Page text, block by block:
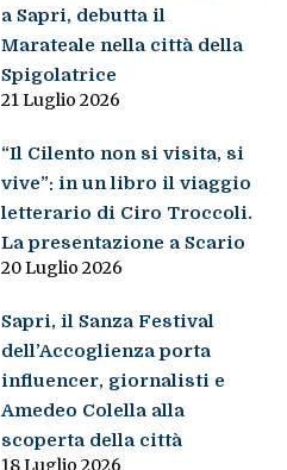
a Sapri, debutta il
Marateale nella città della
Spigolatrice
21 Luglio 2026
“Il Cilento non si visita, si
vive”: in un libro il viaggio
letterario di Ciro Troccoli.
La presentazione a Scario
20 Luglio 2026
Sapri, il Sanza Festival
dell’Accoglienza porta
influencer, giornalisti e
Amedeo Colella alla
scoperta della città
18 Luglio 2026